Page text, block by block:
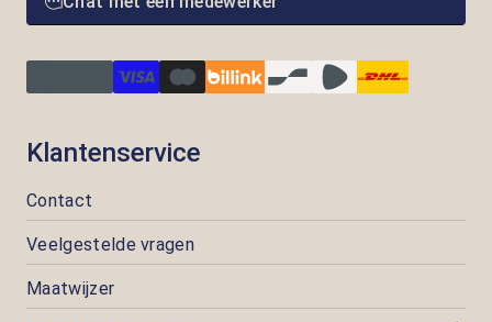
Klantenservice
Contact
Veelgestelde vragen
Maatwijzer